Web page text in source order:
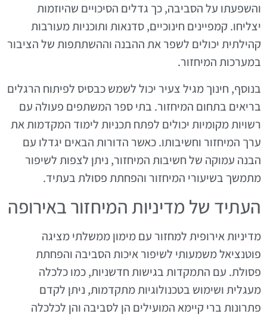
והשפעתו על הסביבה, כך גדלים הסיכויים שהיוזמות
יצליחו. קמפיינים חינוכיים, סדנאות ותוכניות מעורבות
קהילתית יכולים לשפר את ההבנה וההשתתפות של הציבור
במערכות המיחזור.
בנוסף, חינוך מגיל צעיר יכול לשמש כבסיס לפיתוח הרגלים
בריאים בתחום המיחזור. בתי ספר המשתפים פעולה עם
רשויות מקומיות יכולים לפתח תכניות לימוד המקדמות את
ערך המיחזור וחשיבותו. כאשר הדורות הבאים יגדלו עם
הבנה עמוקה של חשיבות המיחזור, ניתן לצפות לשיפור
מתמשך בשיעורי המיחזור והפחתת פסולת בעתיד.
העתיד של מדיניות המיחזור באירופה
מדיניות אירופית למחזור עם מימון ממשלתי מציגה
פוטנציאל משמעותי לשיפור איכות הסביבה והפחתת
פסולת. עם התמקדות בגישות חדשניות, כמו כלכלה
מעגלית ושימוש בטכנולוגיות מתקדמות, ניתן לקדם
פתרונות ברי קיימא המועילים הן לסביבה והן לכלכלה